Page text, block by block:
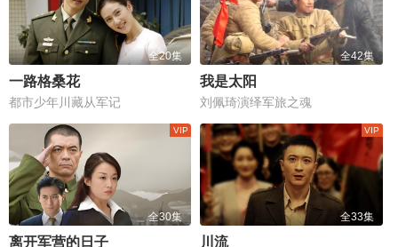
全20集
一路格桑花
都市少年川藏从军记
全42集
我是太阳
刘佩琦演绎军旅之魂
全30集
离开军营的日子
全33集
川流